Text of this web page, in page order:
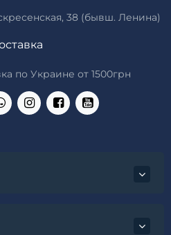
38 (бывш. Ленина)
по Украине от 1500грн